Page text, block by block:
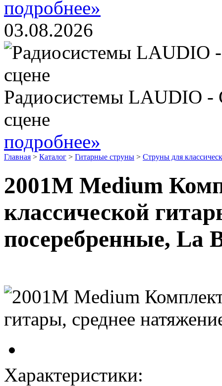
подробнее»
03.08.2026
Радиосистемы LAUDIO -
сцене
подробнее»
Главная > Каталог > Гитарные струны > Струны для
2001M Medium
классической
посеребренные, La
Характеристики: